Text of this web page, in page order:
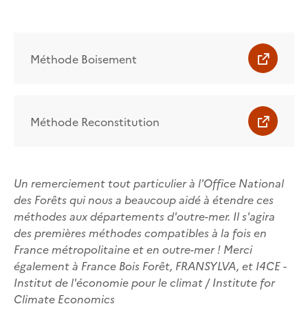
Méthode Boisement
Méthode Reconstitution
Un remerciement tout particulier à l'Office National
des Forêts qui nous a beaucoup aidé à étendre ces
méthodes aux départements d'outre-mer. Il s'agira
des premières méthodes compatibles à la fois en
France métropolitaine et en outre-mer ! Merci
également à France Bois Forêt, FRANSYLVA, et I4CE -
Institut de l'économie pour le climat / Institute for
Climate Economics